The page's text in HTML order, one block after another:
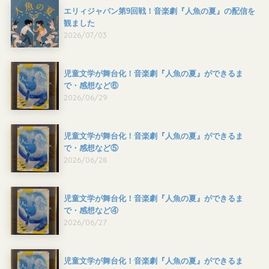
エリィジャパン第9回戦！音楽劇『人魚の夏』の配信を
観ました
2026/07/03
児童文学が舞台化！音楽劇『人魚の夏』ができるま
で・感想など⑥
2026/06/29
児童文学が舞台化！音楽劇『人魚の夏』ができるま
で・感想など⑤
2026/06/28
児童文学が舞台化！音楽劇『人魚の夏』ができるま
で・感想など④
2026/06/27
児童文学が舞台化！音楽劇『人魚の夏』ができるま